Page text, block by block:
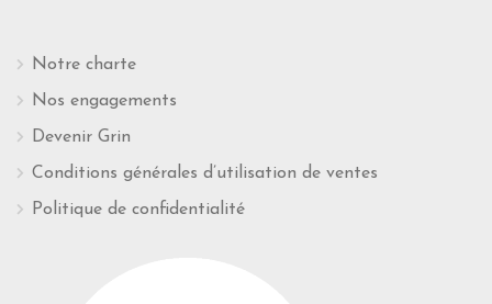
Notre charte
Nos engagements
Devenir Grin
Conditions générales d’utilisation de ventes
Politique de confidentialité